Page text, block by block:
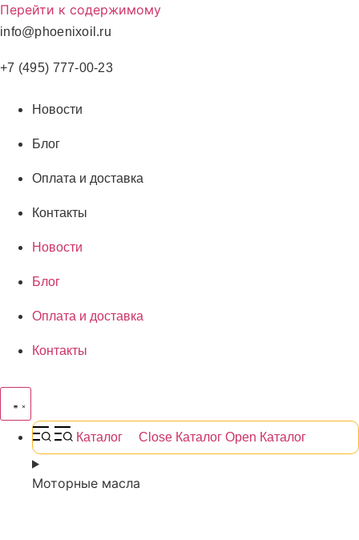
Перейти к содержимому
info@phoenixoil.ru
+7 (495) 777-00-23
Новости
Блог
Оплата и доставка
Контакты
Новости
Блог
Оплата и доставка
Контакты
Каталог Close Каталог Open Каталог
Моторные масла